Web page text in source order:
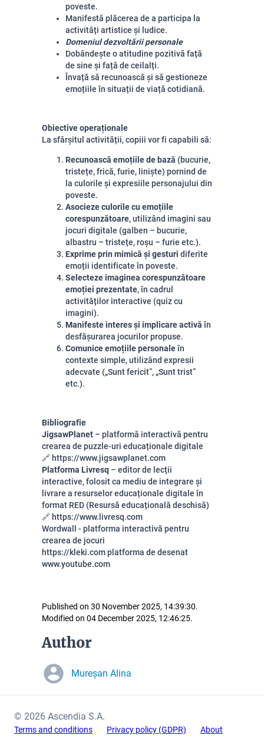
poveste.
Manifestă plăcerea de a participa la
activități artistice și ludice.
Domeniul dezvoltării personale
Dobândește o atitudine pozitivă față
de sine și față de ceilalți.
Învață să recunoască și să gestioneze
emoțiile în situații de viață cotidiană.
Obiective operaționale
La sfârșitul activității, copiii vor fi capabili să:
Recunoască emoțiile de bază (bucurie,
tristețe, frică, furie, liniște) pornind de
la culorile și expresiile personajului din
poveste.
Asocieze culorile cu emoțiile
corespunzătoare, utilizând imagini sau
jocuri digitale (galben – bucurie,
albastru – tristețe, roșu – furie etc.).
Exprime prin mimică și gesturi diferite
emoții identificate în poveste.
Selecteze imaginea corespunzătoare
emoției prezentate, în cadrul
activităților interactive (quiz cu
imagini).
Manifeste interes și implicare activăîn
desfășurarea jocurilor propuse.
Comunice emoțiile personaleîn
contexte simple, utilizând expresii
adecvate („Sunt fericit”, „Sunt trist”
etc.).
Bibliografie
JigsawPlanet – platformă interactivă pentru
crearea de puzzle-uri educaționale digitale
🔗 https://www.jigsawplanet.com
Platforma Livresq – editor de lecții
interactive, folosit ca mediu de integrare și
livrare a resurselor educaționale digitale în
format RED (Resursă educațională deschisă)
🔗 https://www.livresq.com
Wordwall - platforma interactivă pentru
crearea de jocuri
https://kleki.com platforma de desenat
www.youtube.com
Published on 30 November 2025, 14:39:30.
Modified on 04 December 2025, 12:46:25.
Author
Mureșan Alina
© 2026 Ascendia S.A.
Terms and conditions Privacy policy (GDPR) About